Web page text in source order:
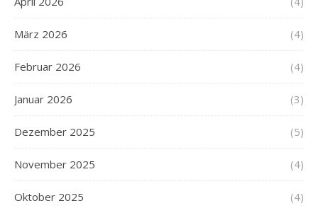
März 2026 (4)
Februar 2026 (4)
Januar 2026 (3)
Dezember 2025 (5)
November 2025 (4)
Oktober 2025 (4)